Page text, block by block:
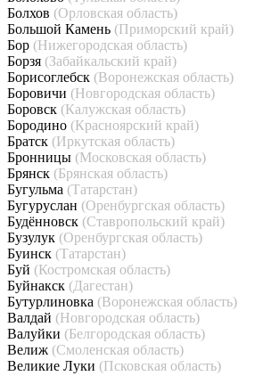
Болхов (Орловская область)
Большой Камень (Приморский край)
Бор (Нижегородская область)
Борзя (Забайкальский край)
Борисоглебск (Воронежская область)
Боровичи (Новгородская область)
Боровск (Калужская область)
Бородино (Красноярский край)
Братск (Иркутская область)
Бронницы (Московская область)
Брянск (Брянская область)
Бугульма (Татарстан)
Бугуруслан (Оренбургская область)
Будённовск (Ставропольский край)
Бузулук (Оренбургская область)
Буинск (Татарстан)
Буй (Костромская область)
Буйнакск (Дагестан)
Бутурлиновка (Воронежская область)
Валдай (Новгородская область)
Валуйки (Белгородская область)
Велиж (Смоленская область)
Великие Луки (Псковская область)